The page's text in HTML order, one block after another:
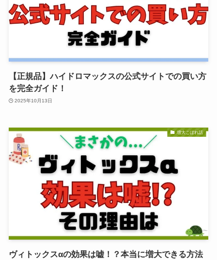
【正規品】ハイドロマックスの公式サイトでの買い方
を完全ガイド！
2025年10月13日
増大こぼれ話
ヴィトックスαの効果は嘘！？本当に増大できる方法